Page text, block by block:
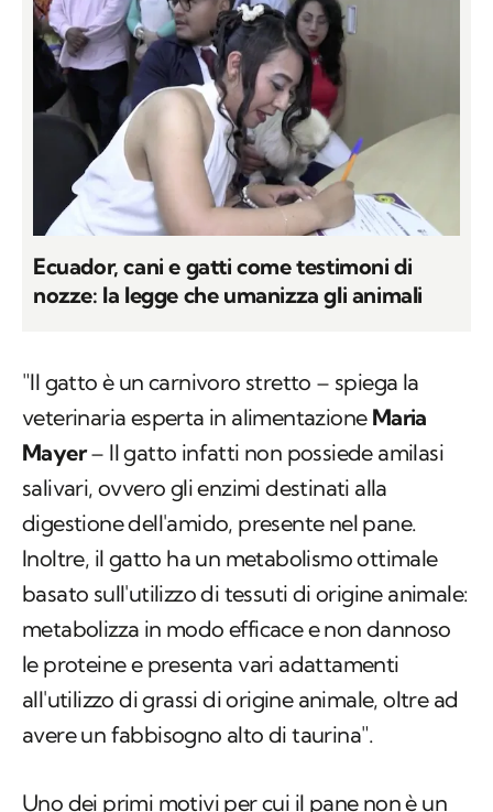
Ecuador, cani e gatti come testimoni di
nozze: la legge che umanizza gli animali
"Il gatto è un carnivoro stretto – spiega la
veterinaria esperta in alimentazione Maria
Mayer– Il gatto infatti non possiede amilasi
salivari, ovvero gli enzimi destinati alla
digestione dell'amido, presente nel pane.
Inoltre, il gatto ha un metabolismo ottimale
basato sull'utilizzo di tessuti di origine animale:
metabolizza in modo efficace e non dannoso
le proteine e presenta vari adattamenti
all'utilizzo di grassi di origine animale, oltre ad
avere un fabbisogno alto di taurina".
Uno dei primi motivi per cui il pane non è un